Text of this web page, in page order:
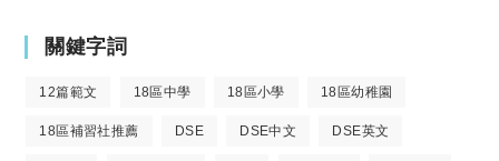
關鍵字詞
12篇範文 18區中學 18區小學 18區幼稚園
18區補習社推薦 DSE DSE中文 DSE英文